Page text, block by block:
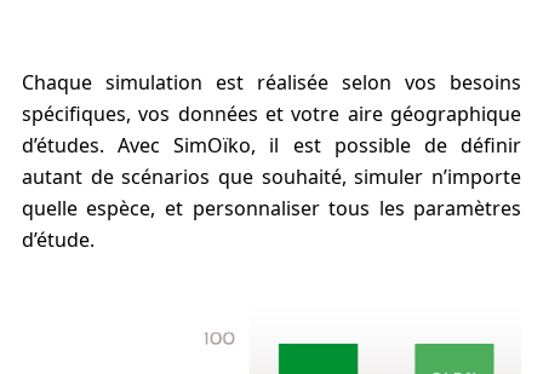
Chaque simulation est réalisée selon vos besoins
spécifiques, vos données et votre aire géographique
d’études. Avec SimOïko, il est possible de définir
autant de scénarios que souhaité, simuler n’importe
quelle espèce, et personnaliser tous les paramètres
d’étude.